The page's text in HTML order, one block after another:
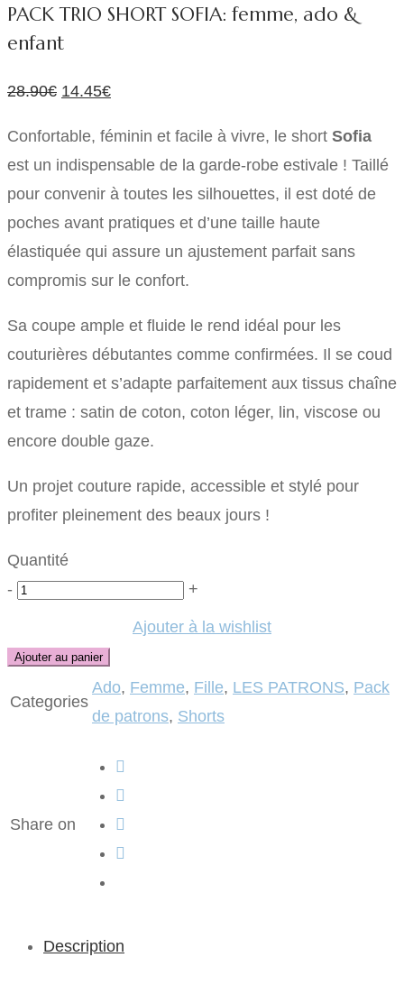
initial
actuel
PACK TRIO SHORT SOFIA: femme, ado &
enfant
28.90€ Le
initial
était :
28.90€.
14.45€Le
actuel
est :
14.45€.
Confortable, féminin et facile à vivre, le short Sofia
est un indispensable de la garde-robe estivale ! Taillé
pour convenir à toutes les silhouettes, il est doté de
poches avant pratiques et d’une taille haute
élastiquée qui assure un ajustement parfait sans
compromis sur le confort.
Sa coupe ample et fluide le rend idéal pour les
couturières débutantes comme confirmées. Il se coud
rapidement et s’adapte parfaitement aux tissus chaîne
et trame : satin de coton, coton léger, lin, viscose ou
encore double gaze.
Un projet couture rapide, accessible et stylé pour
profiter pleinement des beaux jours !
Quantité
- Quantité +
Ajouter à la wishlist
Ajouter au panier
Categories
Ado, Femme, Fille, LES PATRONS, Pack
de patrons, Shorts
Share on
Description